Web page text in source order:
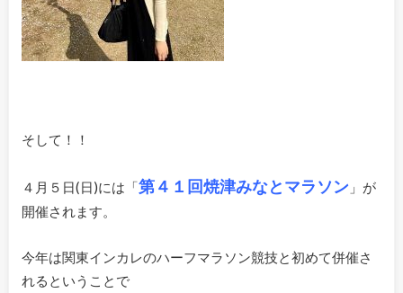
そして！！
４月５日(日)には「第４１回焼津みなとマラソン」が
開催されます。
今年は関東インカレのハーフマラソン競技と初めて併催さ
れるということで